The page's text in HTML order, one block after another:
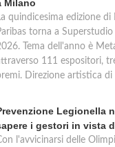
Milano
quindicesima edizione
torna a
Tema dell'anno è
111 espositori,
Direzione artistica di
Legionella
i gestori in vista
l'avvicinarsi delle